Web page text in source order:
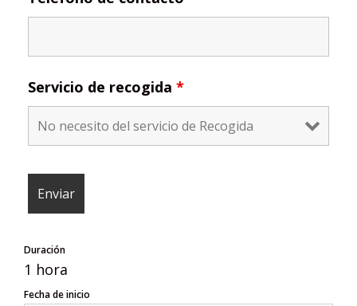
Servicio de recogida *
Duración
1 hora
Fecha de inicio